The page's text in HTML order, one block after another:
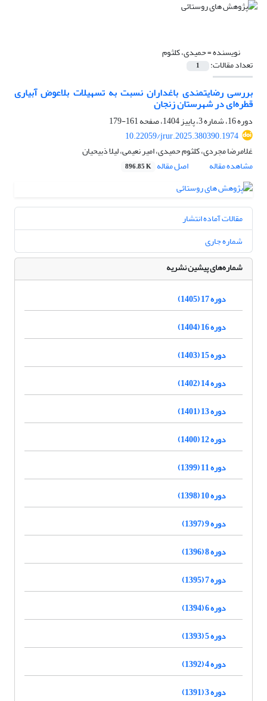
نویسنده =حمیدی، کلثوم
تعداد مقالات: 1
بررسی رضایتمندی باغداران نسبت به تسهیلات بلاعوض آبیاری
قطره‌ای در شهرستان زنجان
دوره 16، شماره 3، پاییز 1404، صفحه
161-179
10.22059/jrur.2025.380390.1974
غلامرضا مجردی، کلثوم حمیدی، امیر نعیمی، لیلا ذبیحیان
مشاهده مقاله
اصل مقاله 896.85 K
مقالات آماده انتشار
شماره جاری
شماره‌های پیشین نشریه
دوره 17 (1405)
دوره 16 (1404)
دوره 15 (1403)
دوره 14 (1402)
دوره 13 (1401)
دوره 12 (1400)
دوره 11 (1399)
دوره 10 (1398)
دوره 9 (1397)
دوره 8 (1396)
دوره 7 (1395)
دوره 6 (1394)
دوره 5 (1393)
دوره 4 (1392)
دوره 3 (1391)